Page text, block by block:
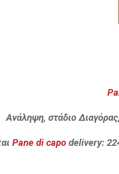
Ανάληψη, στάδιο
Pane di capo delivery: